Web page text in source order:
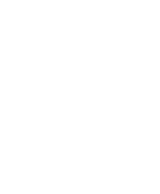
버 SPF50+PA++++
포함>